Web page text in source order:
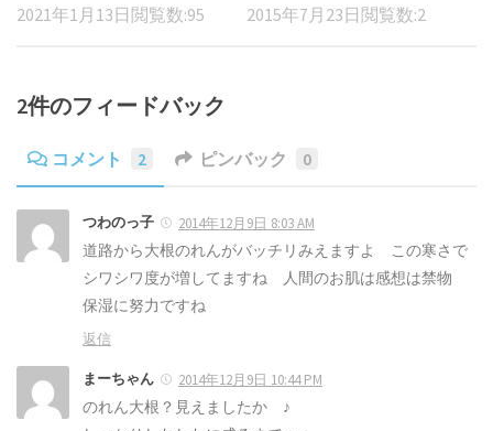
2021年1月13日 閲覧数:95 2015年7月23日 閲覧数:2
2件のフィードバック
コメント 2 ピンバック 0
つわのっ子 2014年12月9日 8:03 AM
道路から大根のれんがバッチリみえますよ この寒さで
シワシワ度が増してますね 人間のお肌は感想は禁物
保湿に努力ですね
返信
まーちゃん 2014年12月9日 10:44 PM
のれん大根？見えましたか ♪